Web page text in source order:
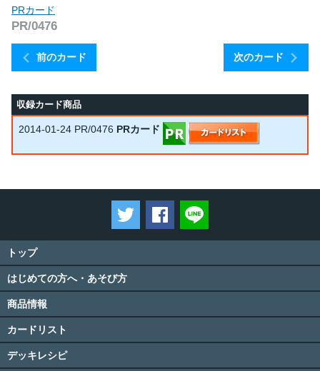
前のカード
PRカード
PR/0476
次のカード
収録カード商品
2014-01-24 PR/0476 PRカード
ツイートするFacebookでシェアする
トップ
はじめての方へ・あそび方
商品情報
カードリスト
デッキレシピ